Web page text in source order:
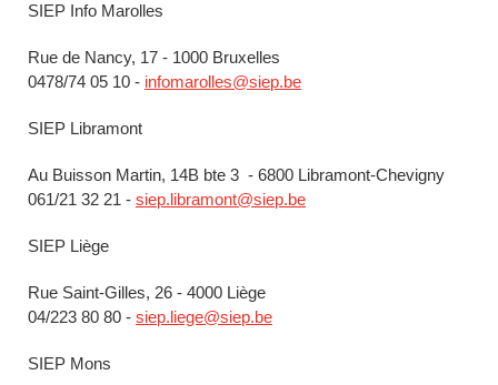
SIEP Info Marolles
Rue de Nancy, 17 - 1000 Bruxelles
0478/74 05 10 - infomarolles@siep.be
SIEP Libramont
Au Buisson Martin, 14B bte 3 - 6800 Libramont-Chevigny
061/21 32 21 - siep.libramont@siep.be
SIEP Liège
Rue Saint-Gilles, 26 - 4000 Liège
04/223 80 80 - siep.liege@siep.be
SIEP Mons